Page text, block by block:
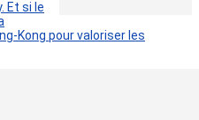
Et si le
Kong pour valoriser les